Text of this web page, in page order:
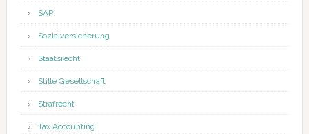
SAP
Sozialversicherung
Staatsrecht
Stille Gesellschaft
Strafrecht
Tax Accounting